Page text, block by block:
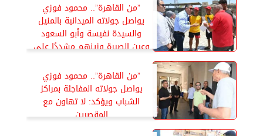
”من القاهرة”.. محمود فوزي
يواصل جولاته الميدانية بالمنيل
والسيدة نفيسة وأبو السعود
وعين الصيرة وزينهم مشددًا على
”من القاهرة”.. محمود فوزي
يواصل جولاته المفاجئة بمراكز
الشباب ويؤكد: لا تهاون مع
المقصرين